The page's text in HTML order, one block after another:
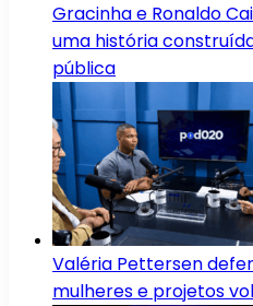
Gracinha e Ronaldo
uma história
pública
Valéria Pettersen
mulheres e projetos